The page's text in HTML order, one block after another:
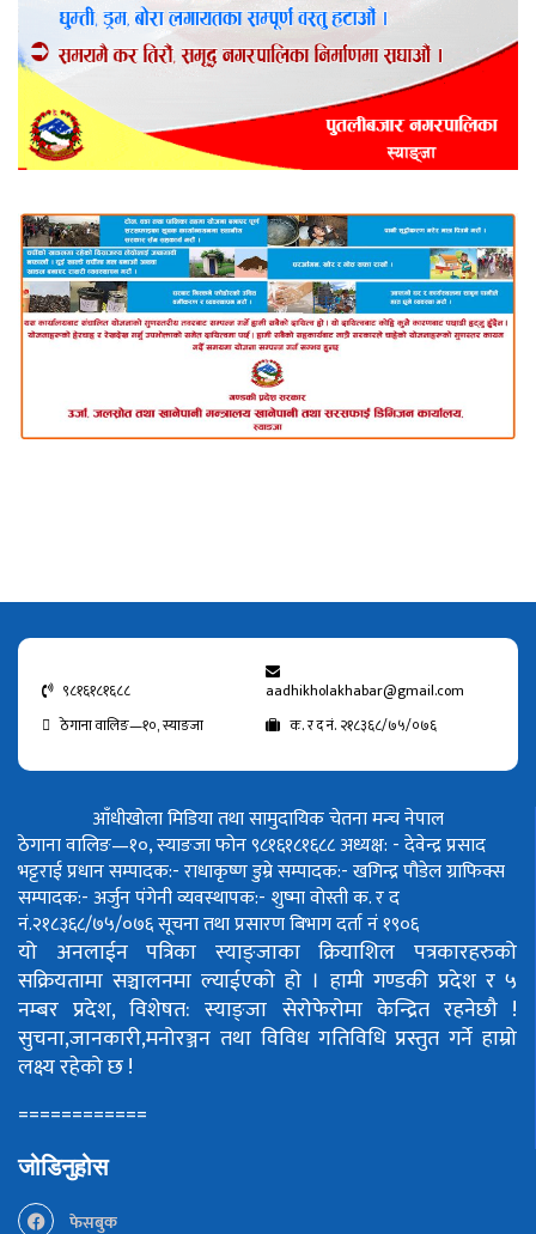
९८१६१८१६८८
aadhikholakhabar@gmail.com
ठेगाना वालिङ—१०, स्याङजा
क. र द नं. २१८३६८/७५/०७६
आँधीखोला मिडिया तथा सामुदायिक चेतना मन्च नेपाल
ठेगाना वालिङ—१०, स्याङजा फोन ९८१६१८१६८८अध्यक्ष: - देवेन्द्र प्रसाद
भट्टराईप्रधान सम्पादक:- राधाकृष्ण डुम्रेसम्पादक:- खगिन्द्र पौडेलग्राफिक्स
सम्पादक:- अर्जुन पंगेनीव्यवस्थापक:- शुष्मा वोस्तीक. र द
नं.२१८३६८/७५/०७६सूचना तथा प्रसारण बिभाग दर्ता नं १९०६
यो अनलाईन पत्रिका स्याङ्जाका क्रियाशिल पत्रकारहरुको
सक्रियतामा सञ्चालनमा ल्याईएको हो । हामी गण्डकी प्रदेश र ५
नम्बर प्रदेश, विशेषत: स्याङ्जा सेरोफेरोमा केन्द्रित रहनेछौ !
सुचना,जानकारी,मनोरञ्जन तथा विविध गतिविधि प्रस्तुत गर्ने हाम्रो
लक्ष्य रहेको छ !
============
जोडिनुहोस
फेसबुक